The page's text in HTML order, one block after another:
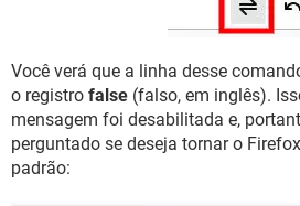
Você verá que a linha desse
o registro false (falso, em inglês).
mensagem foi desabilitada e,
perguntado se deseja tornar o
padrão: